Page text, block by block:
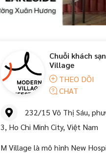
Chuỗi khách
Village
THEO DÕI
CHAT
232/15 Võ Thị Sáu,
3, Ho Chi Minh City, Việt Nam
M Village là mô hình New